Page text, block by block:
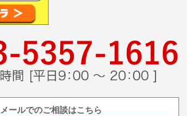
メールでのご相談はこちら